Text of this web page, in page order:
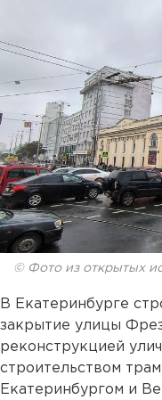
© Фото из открытых
В Екатеринбурге
закрытие улицы
реконструкцией
строительством
Екатеринбургом и